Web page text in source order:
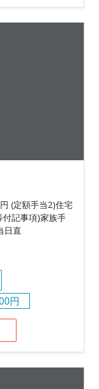
(定額手当2)住宅
記事項)家族手
日直
円